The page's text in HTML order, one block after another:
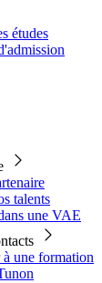
études
talents
une VAE
une formation